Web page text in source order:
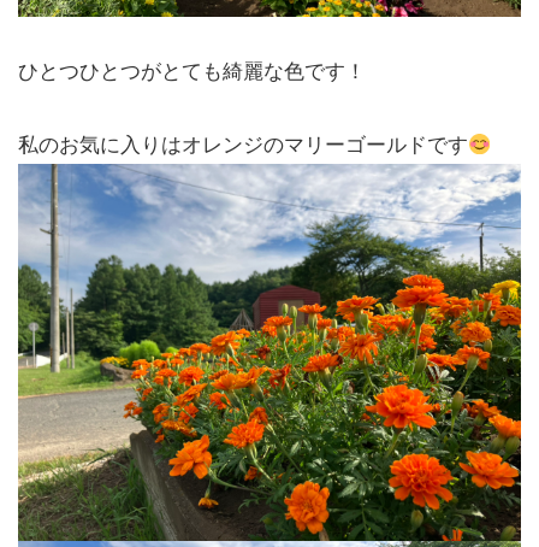
ひとつひとつがとても綺麗な色です！
私のお気に入りはオレンジのマリーゴールドです